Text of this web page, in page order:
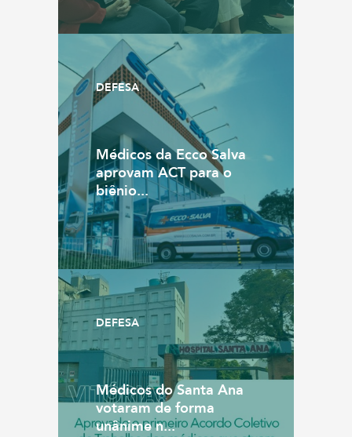
DEFESA
Médicos da Ecco Salva
aprovam ACT para o
biênio...
DEFESA
Médicos do Santa Ana
votaram de forma
unânime n...